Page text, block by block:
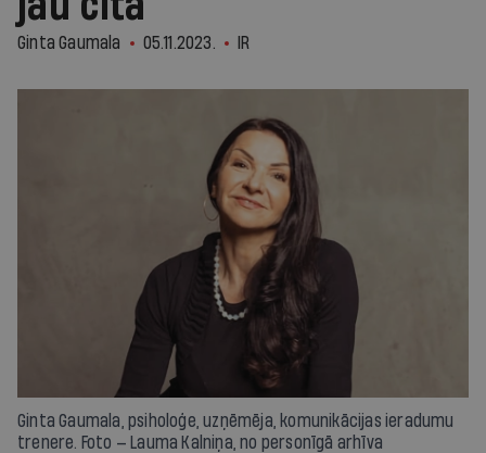
Ginta Gaumala 05.11.2023. IR
Ginta Gaumala, psiholoģe, uzņēmēja, komunikācijas ieradumu
trenere. Foto — Lauma Kalniņa, no personīgā arhīva